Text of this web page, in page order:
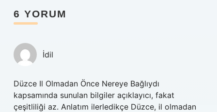
6 YORUM
İdil
Düzce Il Olmadan Önce Nereye Bağlıydı
kapsamında sunulan bilgiler açıklayıcı, fakat
çeşitliliği az. Anlatım ilerledikçe Düzce, il olmadan